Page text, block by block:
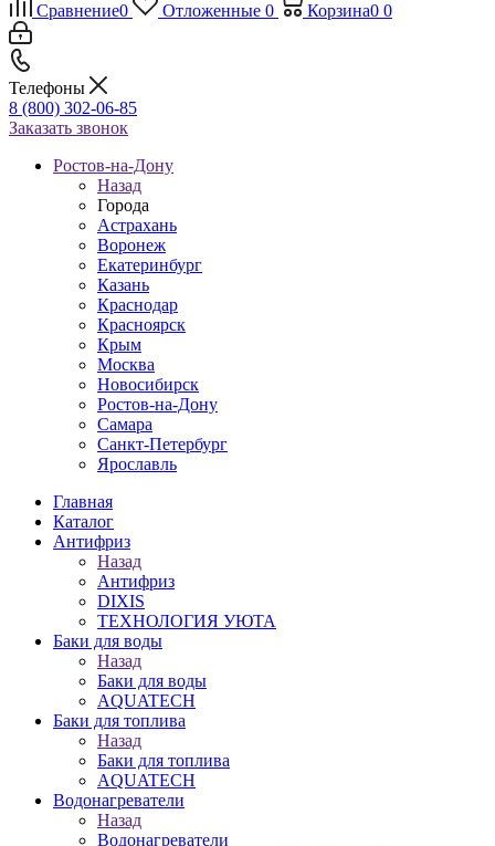
Сравнение0 Отложенные 0 Корзина0 0
Телефоны
8 (800) 302-06-85
Заказать звонок
Ростов-на-Дону
Назад
Города
Астрахань
Воронеж
Екатеринбург
Казань
Краснодар
Красноярск
Крым
Москва
Новосибирск
Ростов-на-Дону
Самара
Санкт-Петербург
Ярославль
Главная
Каталог
Антифриз
Назад
Антифриз
DIXIS
ТЕХНОЛОГИЯ УЮТА
Баки для воды
Назад
Баки для воды
AQUATECH
Баки для топлива
Назад
Баки для топлива
AQUATECH
Водонагреватели
Назад
Водонагреватели